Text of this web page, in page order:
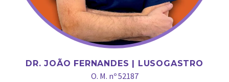
DR. JOÃO FERNANDES | LUSOGASTRO
O. M. nº 52187